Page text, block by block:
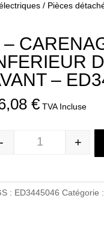
/ Pièces
–
–
€ TVA Incluse
Quantité
- +
: ED3445046 Catégorie :